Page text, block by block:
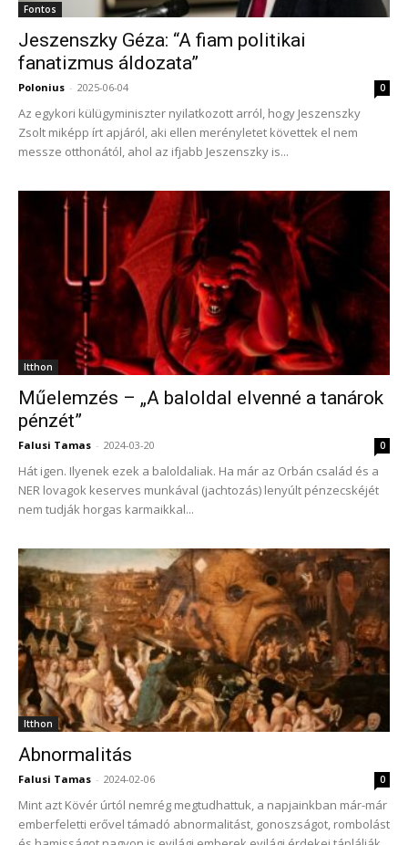
Fontos
Jeszenszky Géza: “A fiam politikai
fanatizmus áldozata”
Polonius - 2025-06-04 0
Az egykori külügyminiszter nyilatkozott arról, hogy Jeszenszky
Zsolt miképp írt apjáról, aki ellen merényletet követtek el nem
messze otthonától, ahol az ifjabb Jeszenszky is...
Itthon
Műelemzés – „A baloldal elvenné a tanárok
pénzét”
Falusi Tamas - 2024-03-20 0
Hát igen. Ilyenek ezek a baloldaliak. Ha már az Orbán család és a
NER lovagok keserves munkával (jachtozás) lenyúlt pénzecskéjét
nem tudják horgas karmaikkal...
Itthon
Abnormalitás
Falusi Tamas - 2024-02-06 0
Mint azt Kövér úrtól nemrég megtudhattuk, a napjainkban már-már
emberfeletti erővel támadó abnormalitást, gonoszságot, rombolást